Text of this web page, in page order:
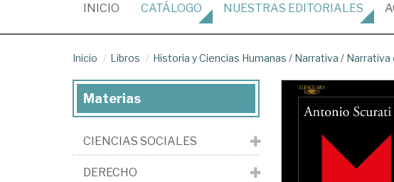
INICIO (CURRENT)
CATÁLOGO NUESTRAS EDITORIALES
Inicio Libros Historia y Ciencias Humanas / Narrativa / Narrativa
Materias
CIENCIAS SOCIALES
DERECHO